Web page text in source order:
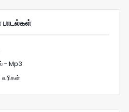
பாடல்கள்
- Mp3